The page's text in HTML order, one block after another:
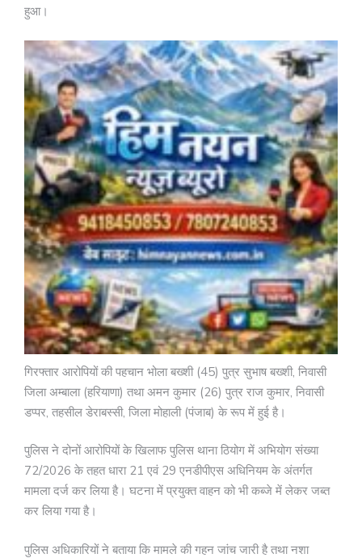
हुआ।
गिरफ्तार आरोपियों की पहचान भोला बख्शी (45) पुत्र सुभाष बख्शी, निवासी
जिला अम्बाला (हरियाणा) तथा अमन कुमार (26) पुत्र राज कुमार, निवासी
डप्पर, तहसील डेराबस्सी, जिला मोहाली (पंजाब) के रूप में हुई है।
पुलिस ने दोनों आरोपियों के खिलाफ पुलिस थाना ठियोग में अभियोग संख्या
72/2026 के तहत धारा 21 एवं 29 एनडीपीएस अधिनियम के अंतर्गत
मामला दर्ज कर लिया है। घटना में प्रयुक्त वाहन को भी कब्जे में लेकर जब्त
कर लिया गया है।
पुलिस अधिकारियों ने बताया कि मामले की गहन जांच जारी है तथा नशा